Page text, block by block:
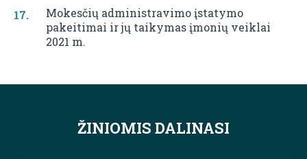
Mokesčių administravimo įstatymo
pakeitimai ir jų taikymas įmonių veiklai
2021 m.
ŽINIOMIS DALINASI